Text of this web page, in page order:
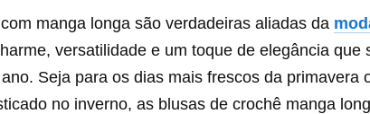
manga longa são verdadeiras aliadas da
versatilidade e um toque de elegância que
Seja para os dias mais frescos da primavera
no inverno, as blusas de crochê manga